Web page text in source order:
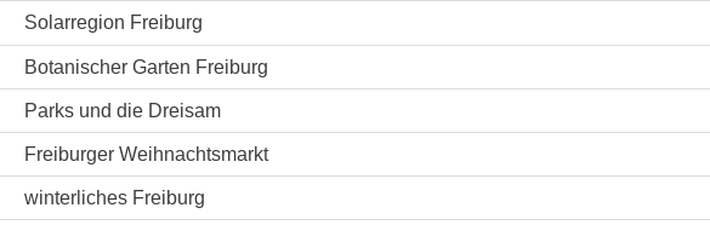
Solarregion Freiburg
Botanischer Garten Freiburg
Parks und die Dreisam
Freiburger Weihnachtsmarkt
winterliches Freiburg